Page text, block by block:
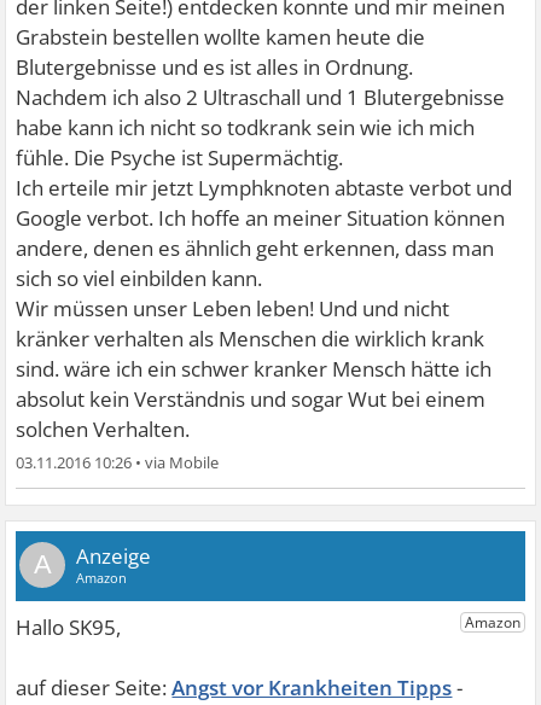
der linken Seite!) entdecken konnte und mir meinen
Grabstein bestellen wollte kamen heute die
Blutergebnisse und es ist alles in Ordnung.
Nachdem ich also 2 Ultraschall und 1 Blutergebnisse
habe kann ich nicht so todkrank sein wie ich mich
fühle. Die Psyche ist Supermächtig.
Ich erteile mir jetzt Lymphknoten abtaste verbot und
Google verbot. Ich hoffe an meiner Situation können
andere, denen es ähnlich geht erkennen, dass man
sich so viel einbilden kann.
Wir müssen unser Leben leben! Und und nicht
kränker verhalten als Menschen die wirklich krank
sind. wäre ich ein schwer kranker Mensch hätte ich
absolut kein Verständnis und sogar Wut bei einem
solchen Verhalten.
03.11.2016 10:26 •
A
Angst vor Krankheiten Tipps